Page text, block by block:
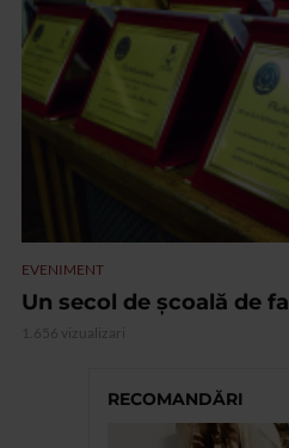
EVENIMENT
Un secol de școală de
1.656 vizualizari
RECOMANDĂRI